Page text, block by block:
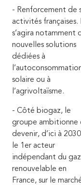
- Renforcement de
activités françaises.
s’agira notamment
nouvelles solutions
dédiées à
solaire ou à
l’agrivoltaïsme.
- Côté biogaz, le
groupe ambitionne
devenir, d’ici à
le 1er acteur
indépendant du gaz
renouvelable en
France, sur le